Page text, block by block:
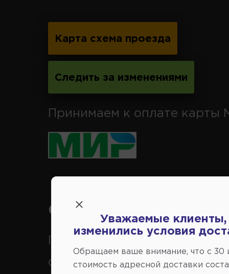
Карта схема проезда
Следить за изменениями
Принимаем к оплате карты
Справочный центр:
Продажа запчастей на
отечественные авто
Уважаемые клиенты,
изменились условия
Обращаем ваше внимание, что c 30
стоимость адресной доставки